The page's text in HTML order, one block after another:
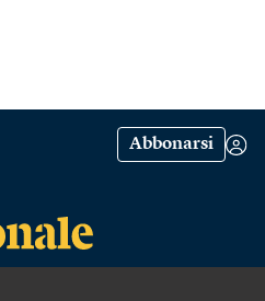
Abbonarsi